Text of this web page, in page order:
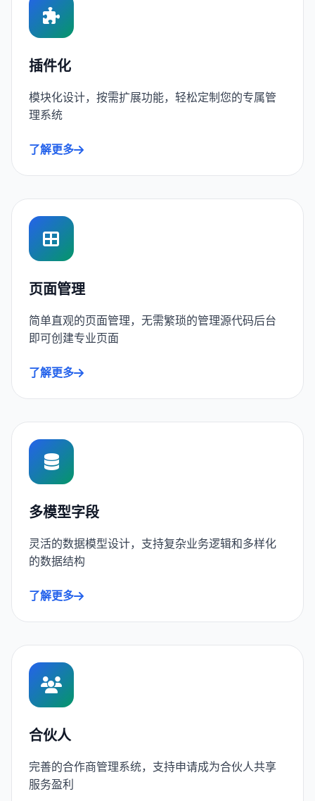
插件化
模块化设计，按需扩展功能，轻松定制您的专属管
理系统
了解更多
页面管理
简单直观的页面管理，无需繁琐的管理源代码后台
即可创建专业页面
了解更多
多模型字段
灵活的数据模型设计，支持复杂业务逻辑和多样化
的数据结构
了解更多
合伙人
完善的合作商管理系统，支持申请成为合伙人共享
服务盈利